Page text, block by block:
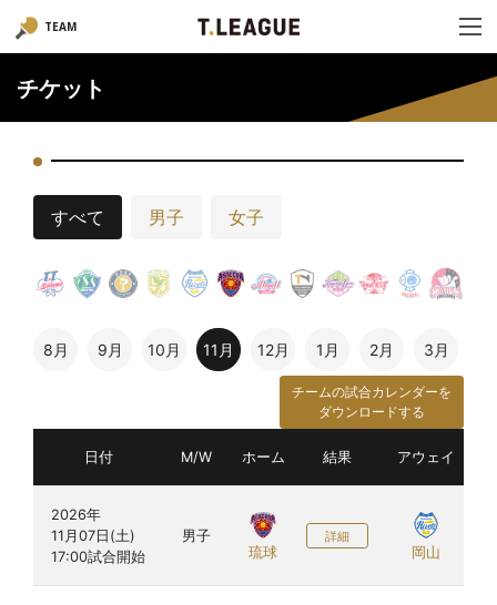
TEAM
チケット
すべて 男子 女子
8月 9月 10月 11月 12月 1月 2月 3月
チームの試合カレンダーを
ダウンロードする
日付 M/W ホーム 結果 アウェイ
2026年
11月07日(土)
男子
琉球
詳細
岡山